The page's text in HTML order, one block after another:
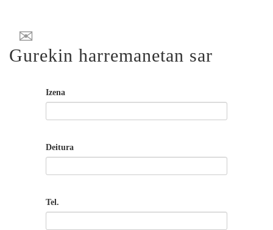
Gurekin harremanetan sar
Izena
Deitura
Tel.